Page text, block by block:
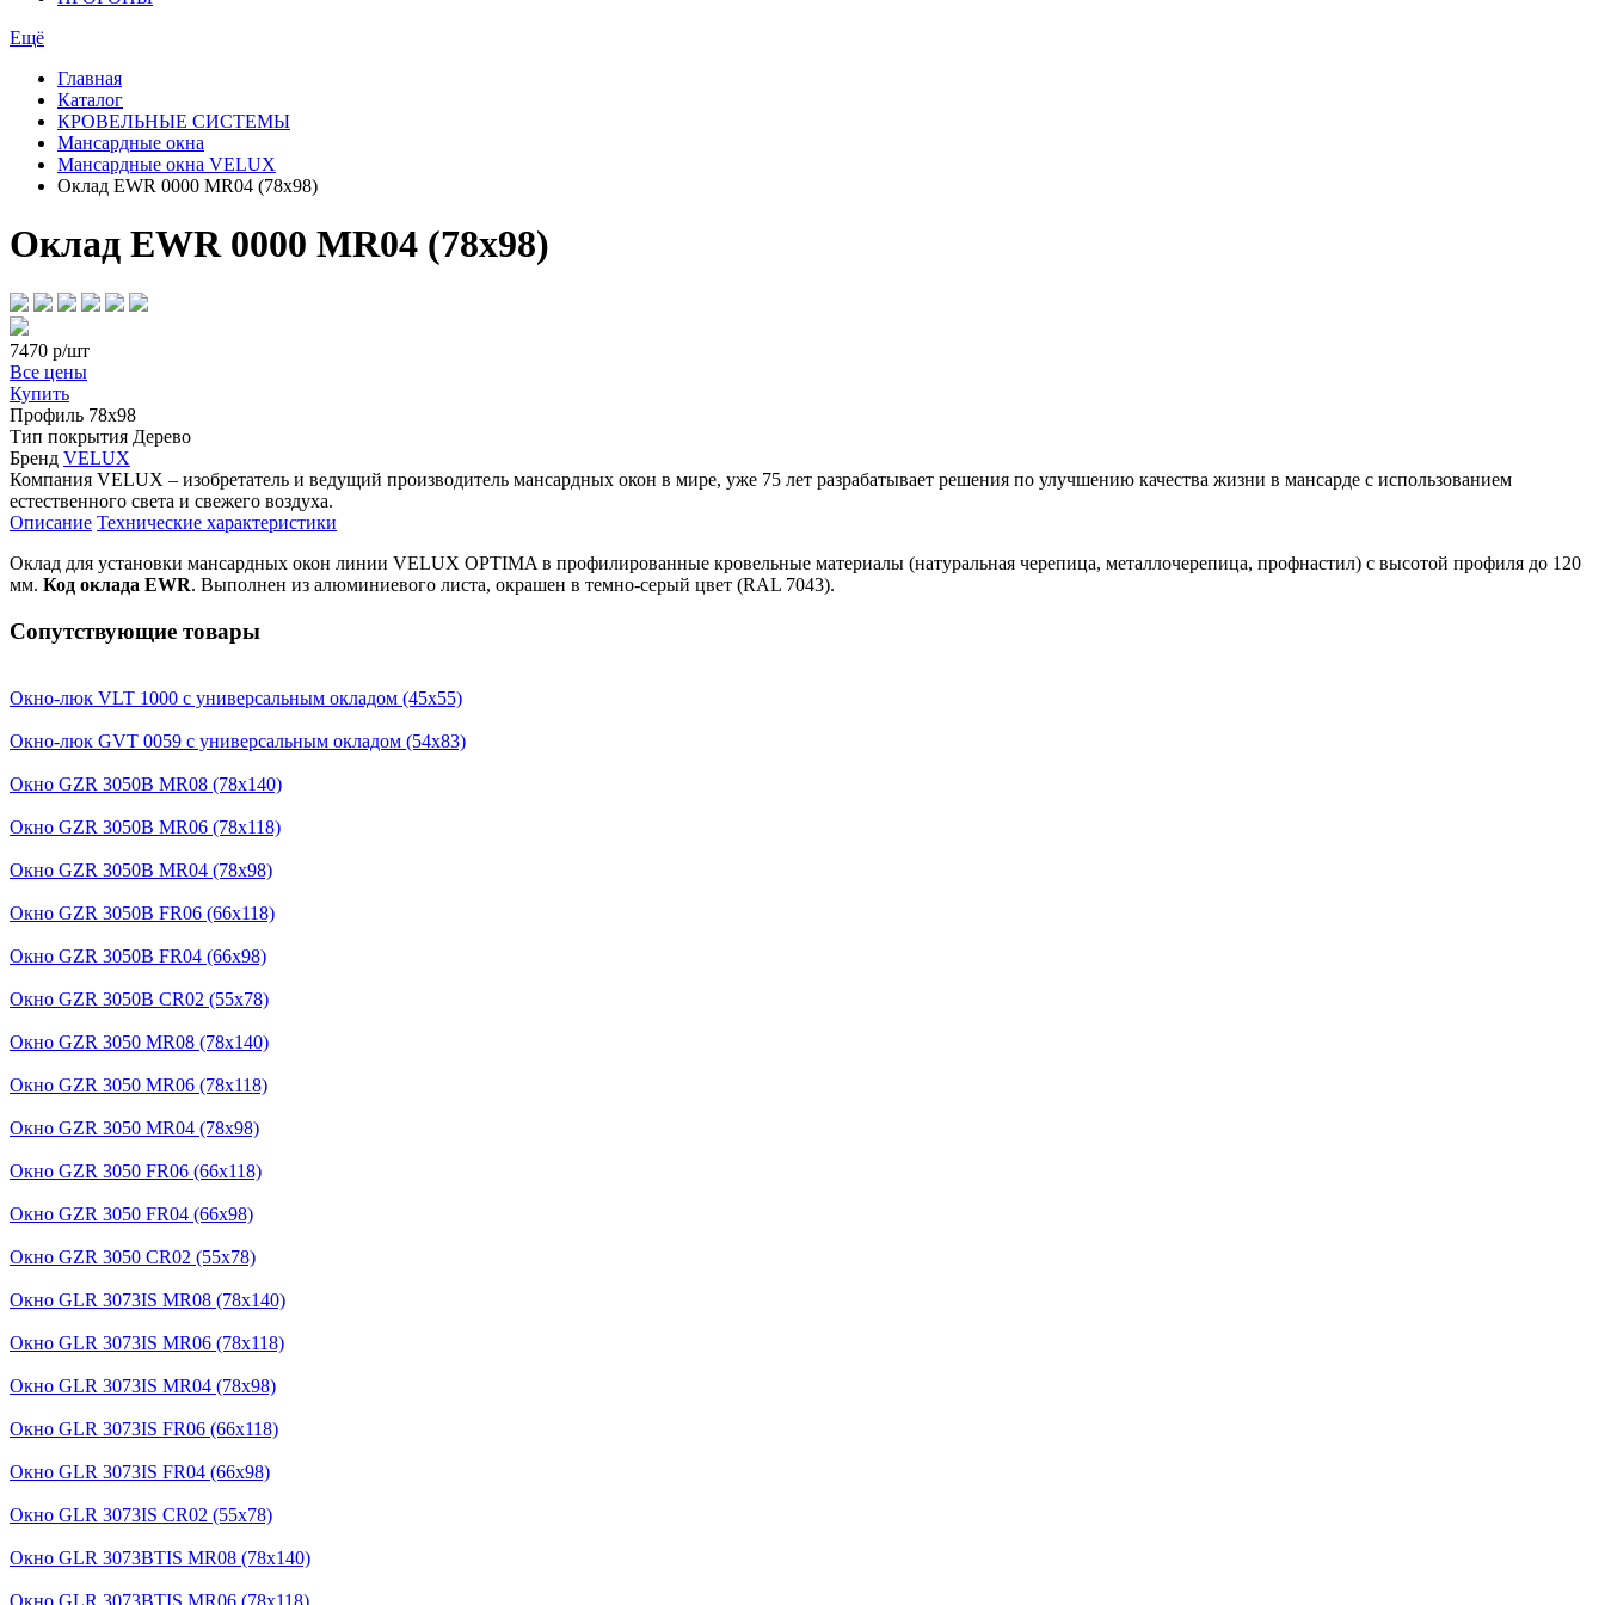
Ещё
Главная
Каталог
КРОВЕЛЬНЫЕ СИСТЕМЫ
Мансардные окна
Мансардные окна VELUX
Оклад EWR 0000 MR04 (78х98)
Оклад EWR 0000 MR04 (78х98)
7470 р/шт
Все цены
Купить
Профиль 78х98
Тип покрытия Дерево
Бренд VELUX
Компания VELUX – изобретатель и ведущий производитель мансардных окон в мире, уже 75 лет разрабатывает решения по улучшению качества жизни в мансарде с использованием
естественного света и свежего воздуха.
Описание Технические характеристики
Оклад для установки мансардных окон линии VELUX OPTIMA в профилированные кровельные материалы (натуральная черепица, металлочерепица, профнастил) с высотой профиля до 120
мм. Код оклада EWR. Выполнен из алюминиевого листа, окрашен в темно-cерый цвет (RAL 7043).
Сопутствующие товары
Окно-люк VLT 1000 с универсальным окладом (45х55)
Окно-люк GVT 0059 с универсальным окладом (54х83)
Окно GZR 3050B MR08 (78х140)
Окно GZR 3050B MR06 (78х118)
Окно GZR 3050B MR04 (78х98)
Окно GZR 3050B FR06 (66х118)
Окно GZR 3050B FR04 (66х98)
Окно GZR 3050B CR02 (55х78)
Окно GZR 3050 MR08 (78х140)
Окно GZR 3050 MR06 (78х118)
Окно GZR 3050 MR04 (78х98)
Окно GZR 3050 FR06 (66х118)
Окно GZR 3050 FR04 (66х98)
Окно GZR 3050 CR02 (55х78)
Окно GLR 3073IS MR08 (78х140)
Окно GLR 3073IS MR06 (78х118)
Окно GLR 3073IS MR04 (78х98)
Окно GLR 3073IS FR06 (66х118)
Окно GLR 3073IS FR04 (66х98)
Окно GLR 3073IS CR02 (55х78)
Окно GLR 3073BTIS MR08 (78х140)